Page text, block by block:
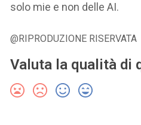
solo mie e non delle AI.
@RIPRODUZIONE RISERVATA
Valuta la qualità di